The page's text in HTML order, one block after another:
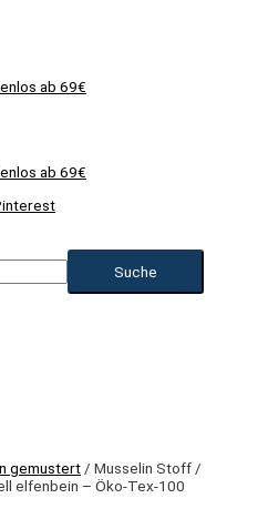
ab 69€
ab 69€
gemustert / Musselin Stoff /
elfenbein – Öko-Tex-100